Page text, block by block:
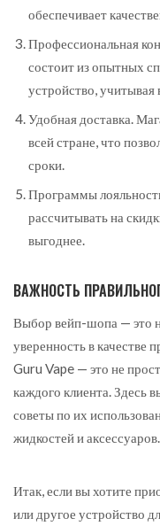
обеспечивает
Профессиональная
состоит из опытных
устройство,
Удобная доставка.
всей стране, что
сроки.
Программы
рассчитывать на
выгоднее.
ВАЖНОСТЬ
Выбор вейп-шопа — это
уверенность в качестве
Guru Vape — это не
каждого клиента. Здесь
советы по их
жидкостей и аксессуаров.
Итак, если вы хотите
или другое устройство